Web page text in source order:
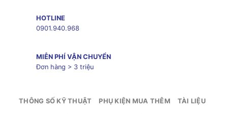
HOTLINE
0901.940.968
MIỄN PHÍ VẬN CHUYỂN
Đơn hàng > 3 triệu
THÔNG SỐ KỸ THUẬT PHỤ KIỆN MUA THÊM TÀI LIỆU